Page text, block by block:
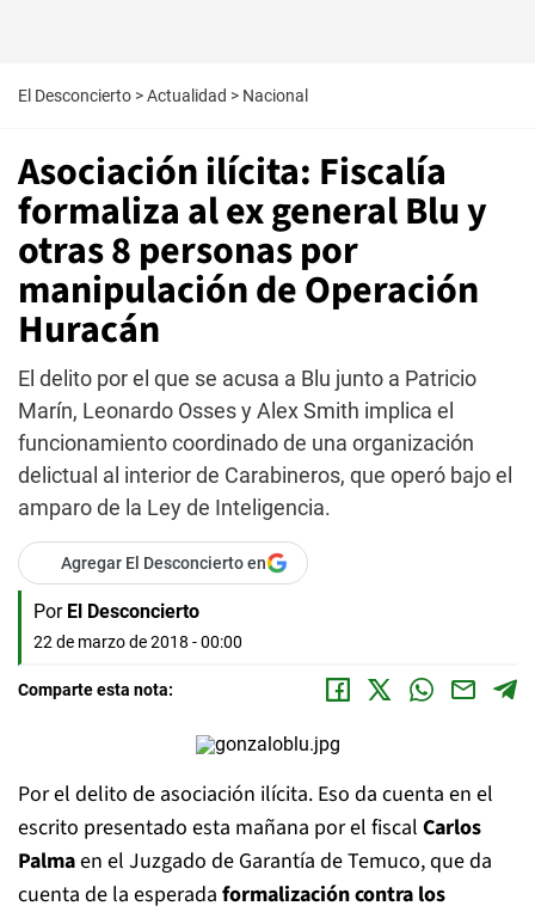
El Desconcierto >Actualidad > Nacional
Asociación ilícita: Fiscalía
formaliza al ex general Blu y
otras 8 personas por
manipulación de Operación
Huracán
El delito por el que se acusa a Blu junto a Patricio
Marín, Leonardo Osses y Alex Smith implica el
funcionamiento coordinado de una organización
delictual al interior de Carabineros, que operó bajo el
amparo de la Ley de Inteligencia.
Agregar El Desconcierto en
Por El Desconcierto
22 de marzo de 2018 - 00:00
Comparte esta nota:
Por el delito de asociación ilícita. Eso da cuenta en el
escrito presentado esta mañana por el fiscal Carlos
Palmaen el Juzgado de Garantía de Temuco, que da
cuenta de la esperada formalización contra los